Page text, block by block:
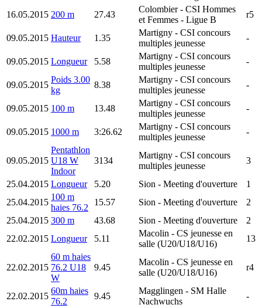
16.05.2015 200 m 27.43
Colombier- CSI Hommes
et Femmes - Ligue B
r5
09.05.2015 Hauteur 1.35
Martigny - CSI concours
multiples jeunesse
-
09.05.2015 Longueur 5.58
Martigny - CSI concours
multiples jeunesse
-
09.05.2015
Poids 3.00
kg
8.38
Martigny - CSI concours
multiples jeunesse
-
09.05.2015 100 m 13.48
Martigny - CSI concours
multiples jeunesse
-
09.05.2015 1000 m 3:26.62
Martigny - CSI concours
multiples jeunesse
-
09.05.2015
Pentathlon
U18 W
Indoor
3134
Martigny - CSI concours
multiples jeunesse
3
25.04.2015 Longueur 5.20 Sion - Meeting d'ouverture
1
25.04.2015
100 m
haies 76.2
15.57 Sion - Meeting d'ouverture
2
25.04.2015 300 m 43.68 Sion - Meeting d'ouverture
2
22.02.2015 Longueur 5.11
Macolin - CS jeunesse en
salle (U20/U18/U16)
13
22.02.2015
60 m haies
76.2 U18
W
9.45
Macolin - CS jeunesse en
salle (U20/U18/U16)
r4
22.02.2015
60m haies
76.2
9.45
Magglingen - SM Halle
Nachwuchs
-